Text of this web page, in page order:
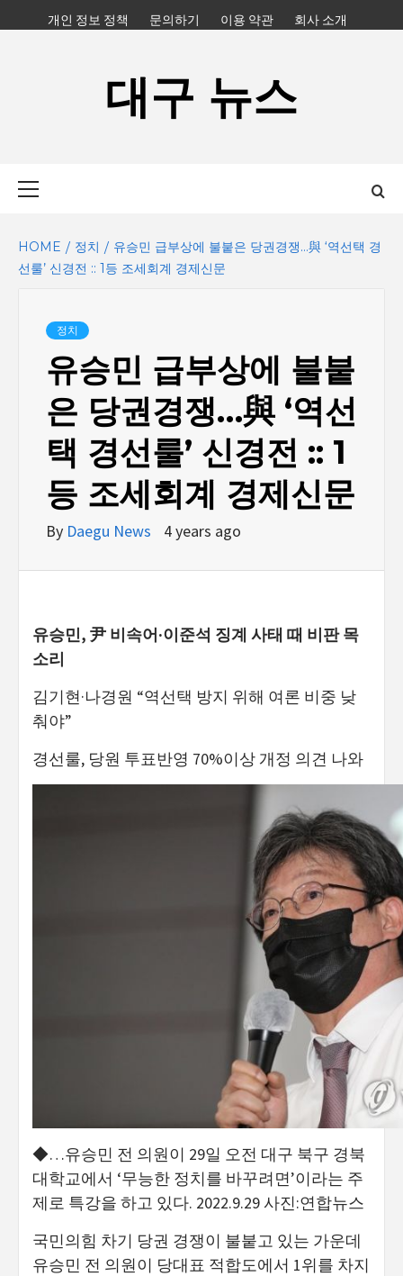
to
개인 정보 정책 문의하기 이용 약관 회사 소개
대구 뉴스
HOME 정치
유승민 급부상에 불붙은 당권경쟁…與 ‘역선택 경
선룰’ 신경전 :: 1등 조세회계 경제신문
정치
유승민 급부상에 불붙
은 당권경쟁…與 ‘역선
택 경선룰’ 신경전 :: 1
등 조세회계 경제신문
By Daegu News 4 years ago
유승민, 尹 비속어·이준석 징계 사태 때 비판 목
소리
김기현·나경원 “역선택 방지 위해 여론 비중 낮
춰야”
경선룰, 당원 투표반영 70%이상 개정 의견 나와
◆…유승민 전 의원이 29일 오전 대구 북구 경북
대학교에서 ‘무능한 정치를 바꾸려면’이라는 주
제로 특강을 하고 있다. 2022.9.29 사진:연합뉴스
국민의힘 차기 당권 경쟁이 불붙고 있는 가운데
유승민 전 의원이 당대표 적합도에서 1위를 차지